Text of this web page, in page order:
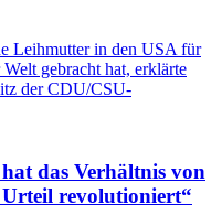
Leihmutter in den USA für
gebracht hat, erklärte
der CDU/CSU-
das Verhältnis von
revolutioniert“